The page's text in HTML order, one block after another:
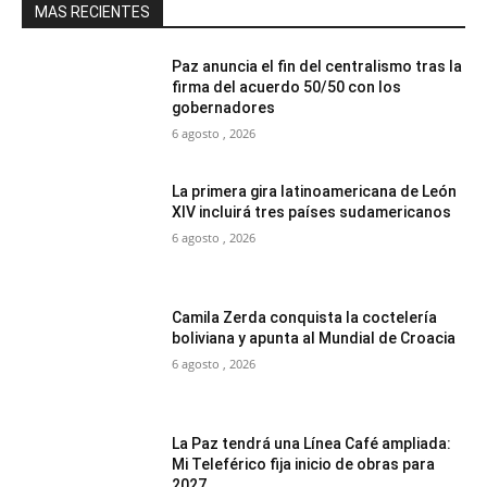
MAS RECIENTES
Paz anuncia el fin del centralismo tras la
firma del acuerdo 50/50 con los
gobernadores
6 agosto , 2026
La primera gira latinoamericana de León
XIV incluirá tres países sudamericanos
6 agosto , 2026
Camila Zerda conquista la coctelería
boliviana y apunta al Mundial de Croacia
6 agosto , 2026
La Paz tendrá una Línea Café ampliada:
Mi Teleférico fija inicio de obras para